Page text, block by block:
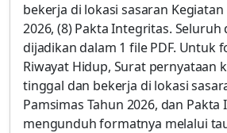
bekerja di lokasi sasaran Kegiatan
2026, (8) Pakta Integritas. Seluruh
dijadikan dalam 1 file PDF. Untuk
Riwayat Hidup, Surat pernyataan
tinggal dan bekerja di lokasi
Pamsimas Tahun 2026, dan
mengunduh formatnya melalui